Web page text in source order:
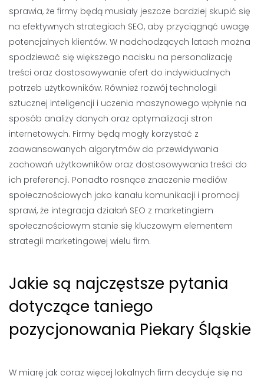
sprawia, że firmy będą musiały jeszcze bardziej skupić się
na efektywnych strategiach SEO, aby przyciągnąć uwagę
potencjalnych klientów. W nadchodzących latach można
spodziewać się większego nacisku na personalizację
treści oraz dostosowywanie ofert do indywidualnych
potrzeb użytkowników. Również rozwój technologii
sztucznej inteligencji i uczenia maszynowego wpłynie na
sposób analizy danych oraz optymalizacji stron
internetowych. Firmy będą mogły korzystać z
zaawansowanych algorytmów do przewidywania
zachowań użytkowników oraz dostosowywania treści do
ich preferencji. Ponadto rosnące znaczenie mediów
społecznościowych jako kanału komunikacji i promocji
sprawi, że integracja działań SEO z marketingiem
społecznościowym stanie się kluczowym elementem
strategii marketingowej wielu firm.
Jakie są najczęstsze pytania
dotyczące taniego
pozycjonowania Piekary Śląskie
W miarę jak coraz więcej lokalnych firm decyduje się na